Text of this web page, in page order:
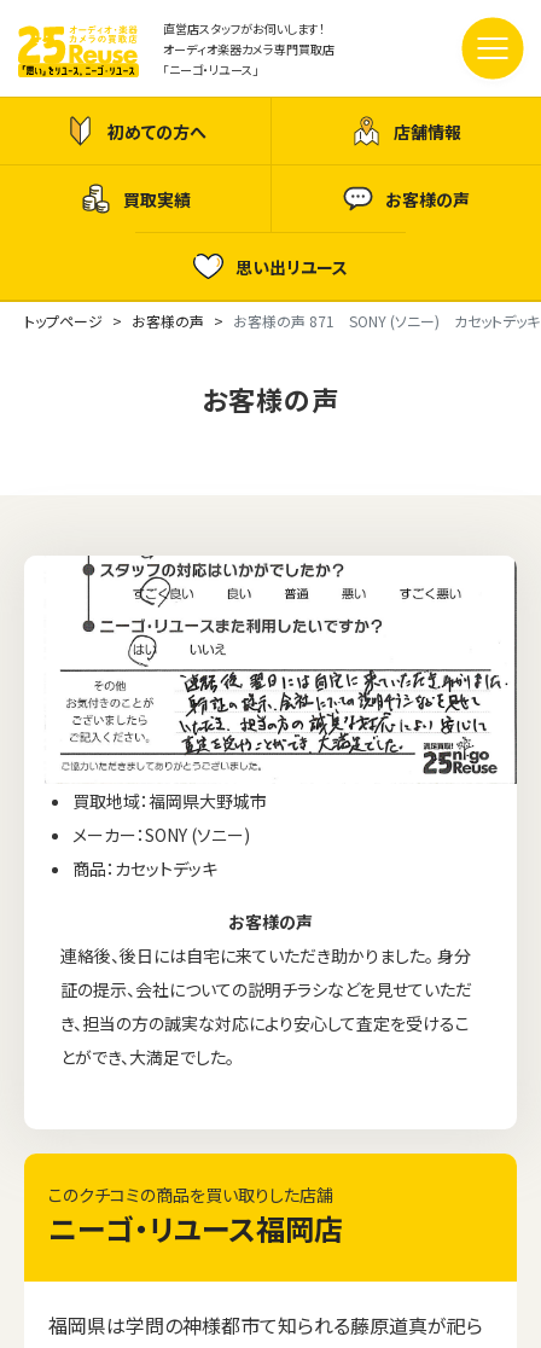
直営店スタッフがお伺いします！
オーディオ楽器カメラ専門買取店
「ニーゴ・リユース」
初めての方へ 店舗情報
買取実績 お客様の声
思い出リユース
トップページ お客様の声 お客様の声 871 SONY (ソニー) カセットデッ
お客様の声
買取地域：福岡県大野城市
メーカー：SONY (ソニー)
商品：カセットデッキ
お客様の声
連絡後、後日には自宅に来ていただき助かりました。 身分
証の提示、会社についての説明チラシなどを見せていただ
き、担当の方の誠実な対応により安心して査定を受けるこ
とができ、大満足でした。
このクチコミの商品を買い取りした店舗
ニーゴ・リユース福岡店
福岡県は学問の神様都市て知られる藤原道真が祀ら